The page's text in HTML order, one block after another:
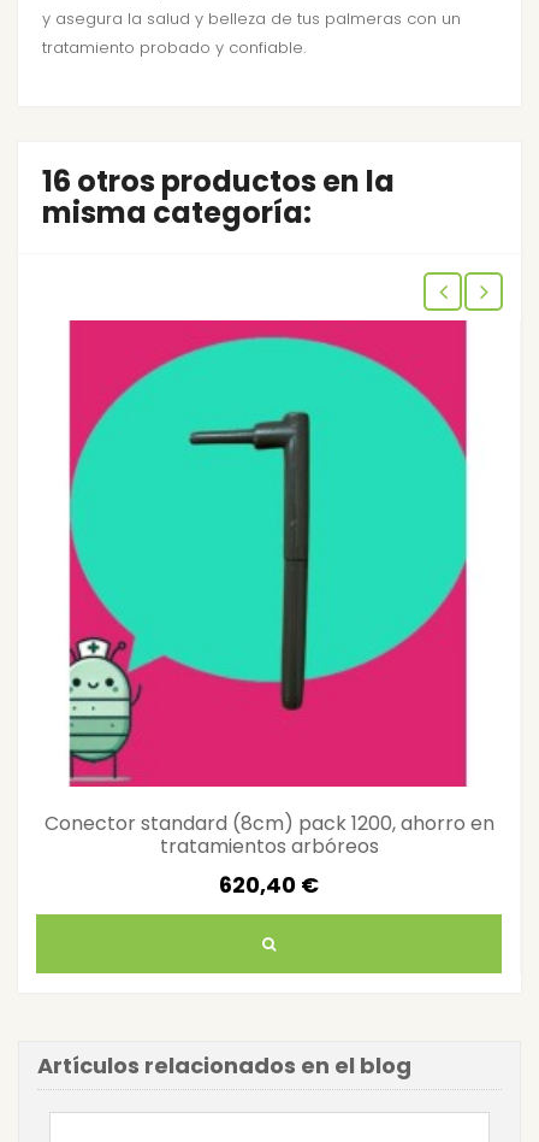
y asegura la salud y belleza de tus palmeras con un
tratamiento probado y confiable.
16 otros productos en la
misma categoría:
Conector standard (8cm) pack 1200, ahorro en
tratamientos arbóreos
620,40 €
Artículos relacionados en el blog